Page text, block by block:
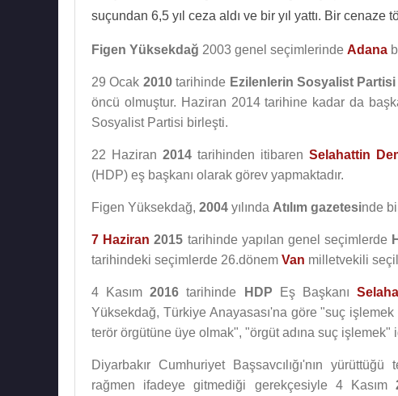
suçundan 6,5 yıl ceza aldı ve bir yıl yattı. Bir cenaze
Figen Yüksekdağ 2003 genel seçimlerinde Adana
29 Ocak 2010tarihinde Ezilenlerin Sosyalist Partisi
öncü olmuştur. Haziran 2014 tarihine kadar da
Sosyalist Partisi birleşti.
22 Haziran 2014tarihinden itibaren Selahattin
(HDP) eş başkanı olarak görev yapmaktadır.
Figen Yüksekdağ, 2004 yılında Atılım gazetesinde
7 Haziran 2015 tarihinde yapılan genel seçimlerde
tarihindeki seçimlerde 26.dönem Van milletvekili
4 Kasım2016 tarihinde HDP Eş Başkanı
Yüksekdağ, Türkiye Anayasası'na göre "suç
terör örgütüne üye olmak", "örgüt adına suç işlemek"
Diyarbakır Cumhuriyet Başsavcılığı'nın
rağmen ifadeye gitmediği gerekçesiyle 4 Kasım